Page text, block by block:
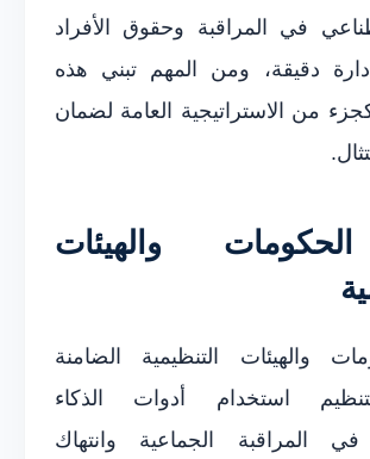
في المراقبة وحقوق الأفراد
دقيقة، ومن المهم تبني هذه
من الاستراتيجية العامة لضمان
والهيئات
والهيئات التنظيمية الضامنة
استخدام أدوات الذكاء
المراقبة الجماعية وانتهاك